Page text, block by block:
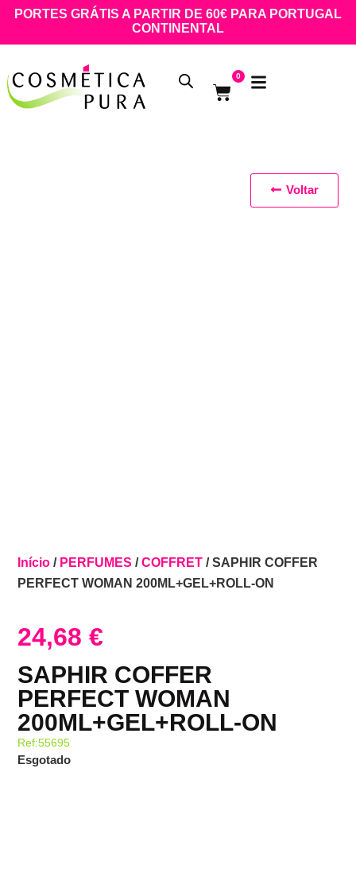
PORTES GRÁTIS A PARTIR DE 60€ PARA PORTUGAL
CONTINENTAL
0
Início / PERFUMES /COFFRET / SAPHIR COFFER
PERFECT WOMAN 200ML+GEL+ROLL-ON
24,68€
SAPHIR COFFER
PERFECT WOMAN
200ML+GEL+ROLL-ON
Ref:55695
Esgotado
Voltar